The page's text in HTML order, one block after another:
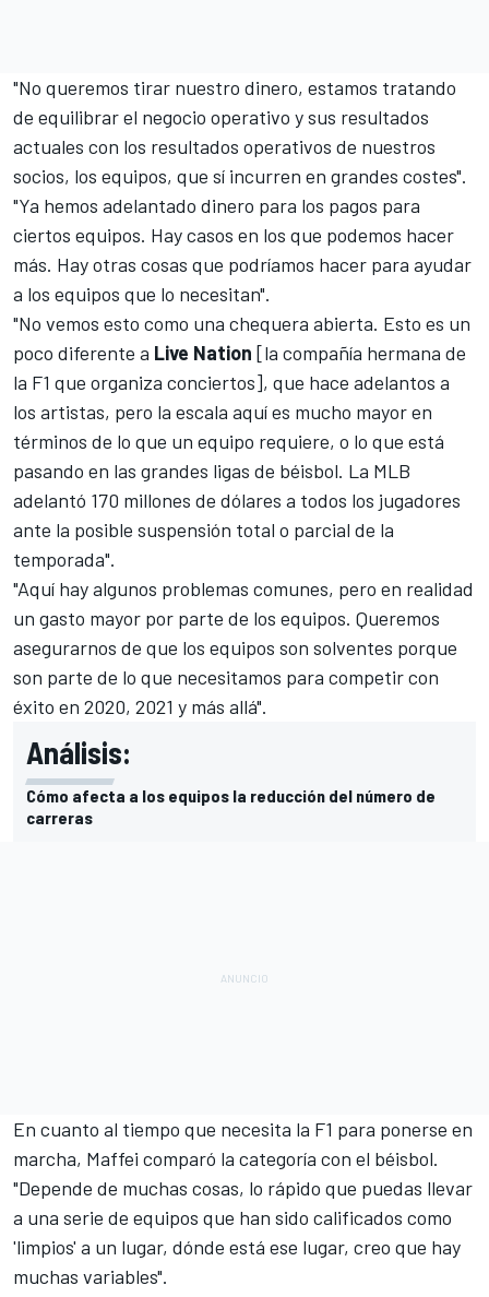
"No queremos tirar nuestro dinero, estamos tratando
de equilibrar el negocio operativo y sus resultados
actuales con los resultados operativos de nuestros
socios, los equipos, que sí incurren en grandes costes".
"Ya hemos adelantado dinero para los pagos para
ciertos equipos. Hay casos en los que podemos hacer
más. Hay otras cosas que podríamos hacer para ayudar
a los equipos que lo necesitan".
"No vemos esto como una chequera abierta. Esto es un
poco diferente a Live Nation [la compañía hermana de
la F1 que organiza conciertos], que hace adelantos a
los artistas, pero la escala aquí es mucho mayor en
términos de lo que un equipo requiere, o lo que está
pasando en las grandes ligas de béisbol. La MLB
adelantó 170 millones de dólares a todos los jugadores
ante la posible suspensión total o parcial de la
temporada".
"Aquí hay algunos problemas comunes, pero en realidad
un gasto mayor por parte de los equipos. Queremos
asegurarnos de que los equipos son solventes porque
son parte de lo que necesitamos para competir con
éxito en 2020, 2021 y más allá".
Análisis:
Cómo afecta a los equipos la reducción del número de
carreras
En cuanto al tiempo que necesita la F1 para ponerse en
marcha, Maffei comparó la categoría con el béisbol.
"Depende de muchas cosas, lo rápido que puedas llevar
a una serie de equipos que han sido calificados como
'limpios' a un lugar, dónde está ese lugar, creo que hay
muchas variables".